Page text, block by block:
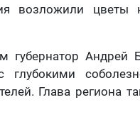
возложили цветы
губернатор
глубокими
Глава региона